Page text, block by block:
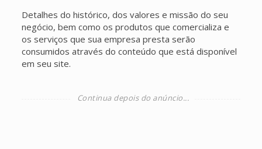
Detalhes do histórico, dos valores e missão do seu
negócio, bem como os produtos que comercializa e
os serviços que sua empresa presta serão
consumidos através do conteúdo que está disponível
em seu site.